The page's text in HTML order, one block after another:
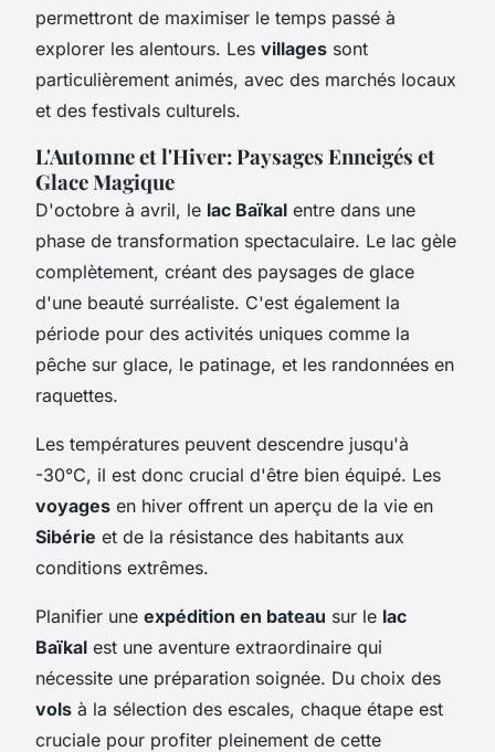
permettront de maximiser le temps passé à
explorer les alentours. Les villages sont
particulièrement animés, avec des marchés locaux
et des festivals culturels.
L'Automne et l'Hiver: Paysages Enneigés et
Glace Magique
D'octobre à avril, le lac Baïkal entre dans une
phase de transformation spectaculaire. Le lac gèle
complètement, créant des paysages de glace
d'une beauté surréaliste. C'est également la
période pour des activités uniques comme la
pêche sur glace, le patinage, et les randonnées en
raquettes.
Les températures peuvent descendre jusqu'à
-30°C, il est donc crucial d'être bien équipé. Les
voyages en hiver offrent un aperçu de la vie en
Sibérie et de la résistance des habitants aux
conditions extrêmes.
Planifier une expédition en bateau sur le lac
Baïkal est une aventure extraordinaire qui
nécessite une préparation soignée. Du choix des
vols à la sélection des escales, chaque étape est
cruciale pour profiter pleinement de cette